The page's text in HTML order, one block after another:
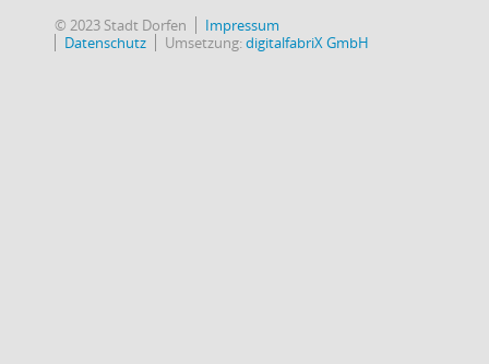
© 2023 Stadt Dorfen
Impressum
Datenschutz
Umsetzung:digitalfabriX GmbH